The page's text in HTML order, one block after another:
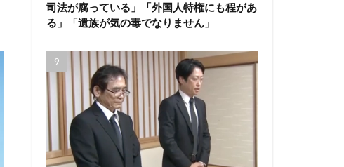
司法が腐っている」「外国人特権にも程があ
る」「遺族が気の毒でなりません」